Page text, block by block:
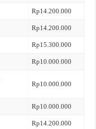
Rp14.200.000
Rp14.200.000
Rp15.300.000
Rp10.000.000
Rp10.000.000
Rp10.000.000
Rp14.200.000